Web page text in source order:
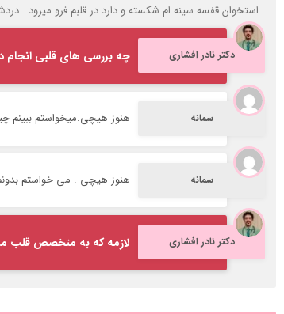
استخوان قفسه سینه ام شکسته و دارد در قلبم فرو میرود
دکتر نادر افشاری چه بررسی های قلبی انجام
سمانه هنوز هیچی.‌میخواستم ببینم
سمانه هنوز هیچی . می خواستم
دکتر نادر افشاری لازمه که به متخصص قلب